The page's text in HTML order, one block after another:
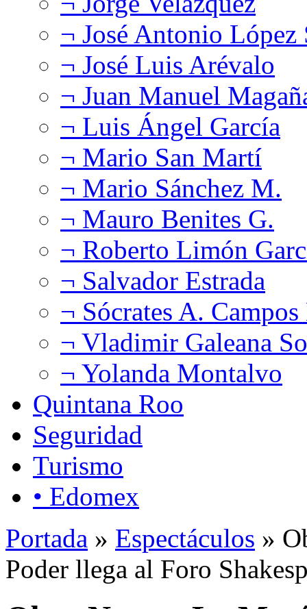
¬ José Antonio López
¬ José Luis Arévalo
¬ Juan Manuel
¬ Luis Ángel García
¬ Mario San Martí
¬ Mario Sánchez M.
¬ Mauro Benites G.
¬ Roberto Limón
¬ Salvador Estrada
¬ Sócrates A.
¬ Vladimir Galeana
¬ Yolanda Montalvo
Quintana Roo
Seguridad
Turismo
• Edomex
Portada » Espectáculos »
Poder llega al Foro